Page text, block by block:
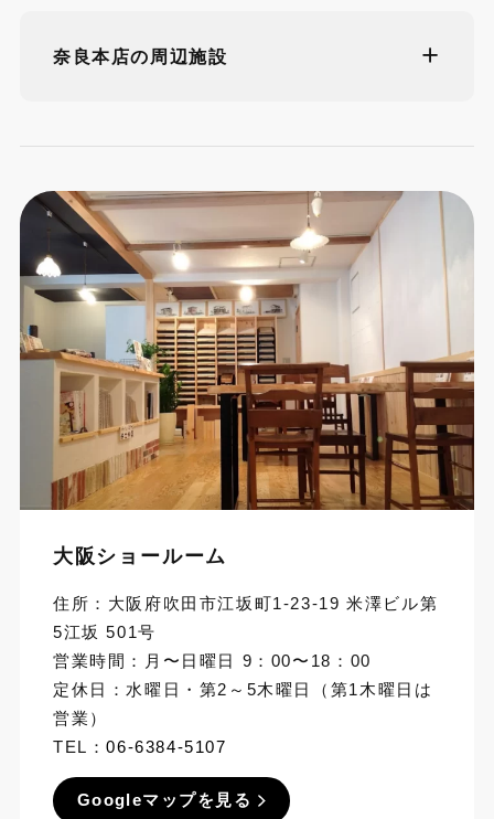
奈良本店の周辺施設
大阪ショールーム
住所：大阪府吹田市江坂町1-23-19 米澤ビル第
5江坂 501号
営業時間：月〜日曜日 9：00〜18：00
定休日：水曜日・第2～5木曜日（第1木曜日は
営業）
TEL：06-6384-5107
Googleマップを見る